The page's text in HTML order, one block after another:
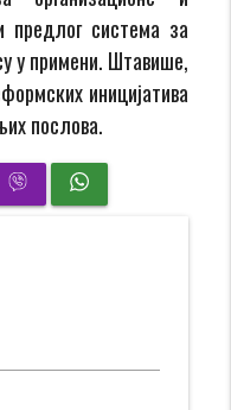
предлог система за
у примени. Штавише,
иницијатива
послова.